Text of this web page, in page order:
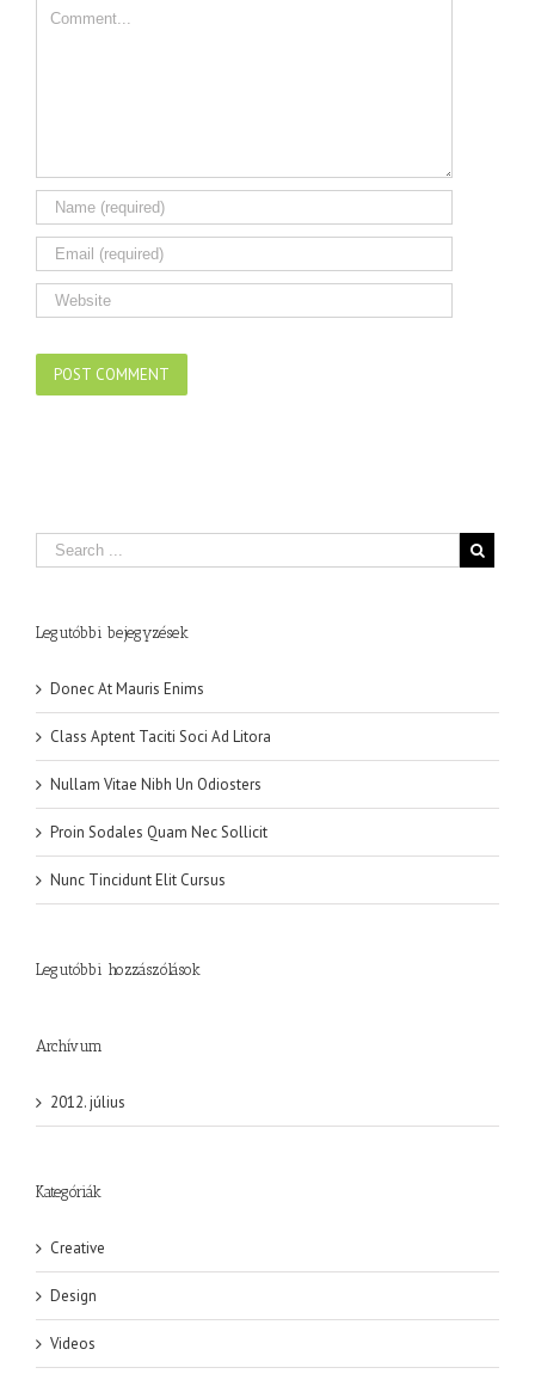
Comment
Legutóbbi bejegyzések
Donec At Mauris Enims
Class Aptent Taciti Soci Ad Litora
Nullam Vitae Nibh Un Odiosters
Proin Sodales Quam Nec Sollicit
Nunc Tincidunt Elit Cursus
Legutóbbi hozzászólások
Archívum
2012. július
Kategóriák
Creative
Design
Videos